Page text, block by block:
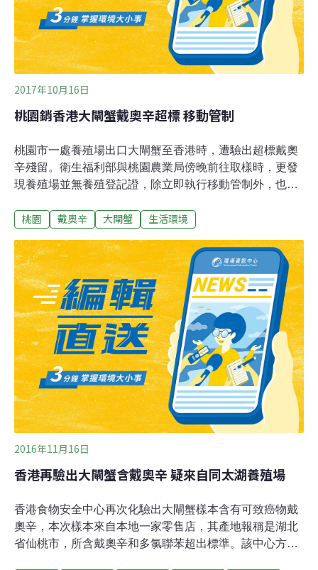
眾，一旦抓到大閘蟹，不論死活，千萬別丟回水中，應該
把
2017年10月16日
桃園銷香港大閘蟹戴奧辛超標 移動管制
桃園市一處養殖場出口大閘蟹至香港時，遭驗出超標戴奧
辛殘留。衛生福利部與桃園農業局傍晚前往取樣時，更發
現養殖場並無養殖登記證，除立即執行移動管制外，也將
示，針對桃園市中壢區某大閘蟹養殖場出口貨品至香港，
漁業署、衛福部食藥署、桃園市政府衛生局、環保局等單
位，前往現場勘驗取樣，並要求業者立即執行移動管制。
農業局長郭承泉表示，這個養殖場面積約2甲，是地主租
給某公司經營，目前清查僅有出口並無內銷紀錄。農業局
在查核後發現這處養殖場並沒有養殖登記證，市府農業局
已經針對違法養殖一事進行調查，並依相關法規辦理。
桃園 戴奧辛 大閘蟹 生活環境
2016年11月16日
香港再驗出大閘蟹含戴奧辛 疑來自同太湖養殖場
香港食物安全中心再次化驗出大閘蟹樣本含有可致癌物戴
奧辛，本次樣本來自本地一家零售店，其產地報稱是湖北
省仙桃市，所含戴奧辛和多氯聯苯超出標準。該中心方面